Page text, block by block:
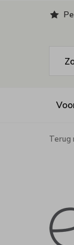
Terug